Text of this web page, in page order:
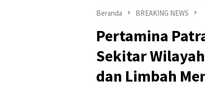
Beranda BREAKING NEWS
Pertamina
Sekitar
dan Limbah